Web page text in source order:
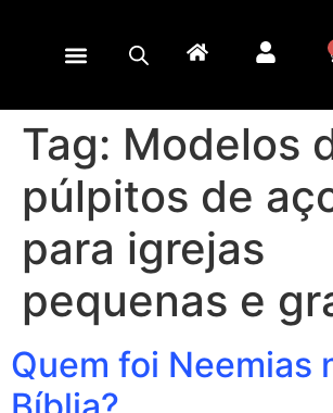
Tag: Modelos
púlpitos de
para igrejas
pequenas e
Quem foi Neemias